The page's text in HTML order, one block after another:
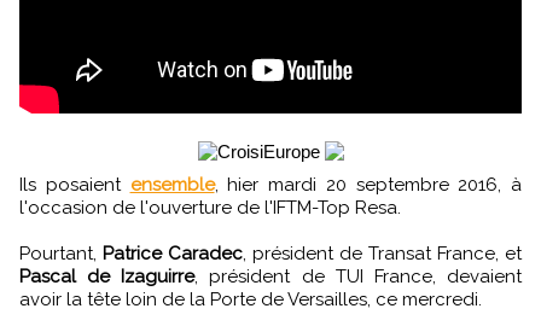
Ils posaient ensemble, hier mardi 20 septembre 2016, à
l'occasion de l'ouverture de l'IFTM-Top Resa.
Pourtant, Patrice Caradec, président de Transat France, et
Pascal de Izaguirre, président de TUI France, devaient
avoir la tête loin de la Porte de Versailles, ce mercredi.